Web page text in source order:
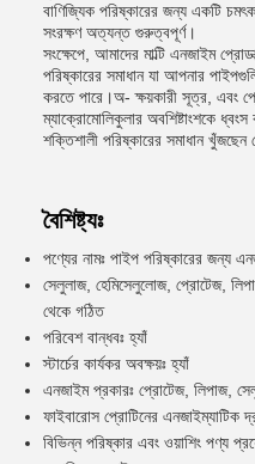
বাণিজ্যিক পরিষ্কারের জন্য একটি
সংরক্ষণ অত্যন্ত গুরুত্বপূর্ণ।
সংক্ষেপে, আমাদের মাল্টি এনজাইম
পরিষ্কারের সমাধান যা আপনার
করতে পারে।অ- ক্ষয়কারী সূত্র, এবং
ম্যাক্রোমোলিকুলার অবশিষ্টাংশকে
শক্তিশালী পরিষ্কারের সমাধান
বৈশিষ্ট্যঃ
পণ্যের নামঃ পাইপ পরিষ্কারের জন্য
সেলুলাজ, হেমিসেলুলোজ, প্রোটেজ,
থেকে গঠিত
পরিবেশ বান্ধবঃ হ্যাঁ
স্টার্চের কার্যকর অবক্ষয়ঃ হ্যাঁ
এনজাইম প্রকারঃ প্রোটেজ, লিপাজ,
ফাইবারোস প্রোটিনের এনজাইম্যাটিক
বিভিন্ন পরিষ্কার এবং ওয়াশিং পণ্য